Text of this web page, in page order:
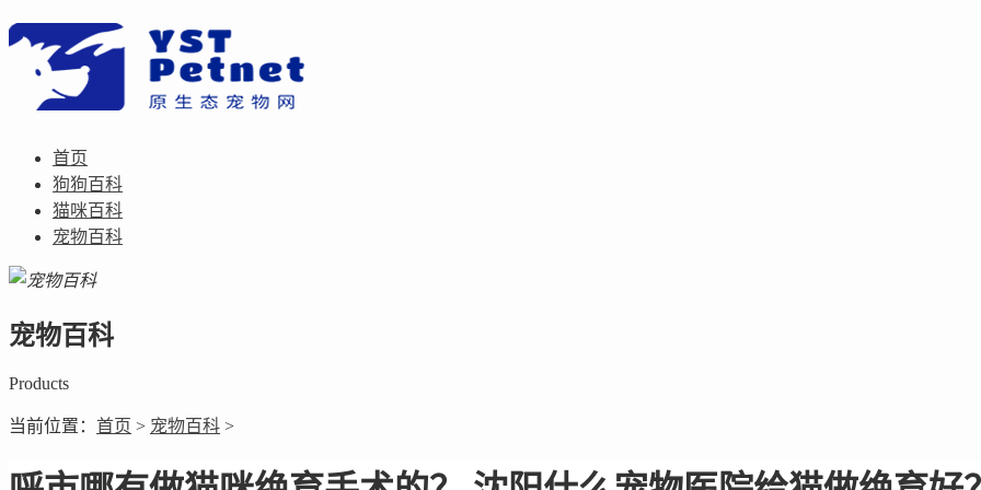
首页
狗狗百科
猫咪百科
宠物百科
宠物百科
Products
当前位置： 首页 > 宠物百科 >